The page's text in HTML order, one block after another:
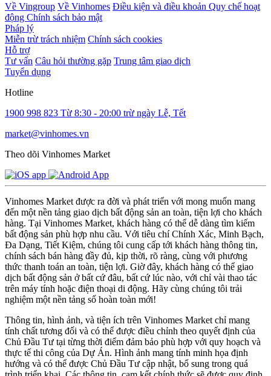
Về Vingroup Về Vinhomes Điều kiện và điều khoản Quy chế hoạt
động Chính sách bảo mật
Pháp lý
Miễn trừ trách nhiệm Chính sách cookies
Hỗ trợ
Tư vấn Câu hỏi thường gặp Trung tâm giao dịch
Tuyển dụng
Hotline
1900 998 823 Từ 8:30 - 20:00 trừ ngày Lễ, Tết
market@vinhomes.vn
Theo dõi Vinhomes Market
Vinhomes Market được ra đời và phát triển với mong muốn mang
đến một nền tảng giao dịch bất động sản an toàn, tiện lợi cho khách
hàng. Tại Vinhomes Market, khách hàng có thể dễ dàng tìm kiếm
bất động sản phù hợp nhu cầu. Với tiêu chí Chính Xác, Minh Bạch,
Đa Dạng, Tiết Kiệm, chúng tôi cung cấp tới khách hàng thông tin,
chính sách bán hàng đầy đủ, kịp thời, rõ ràng, cùng với phương
thức thanh toán an toàn, tiện lợi. Giờ đây, khách hàng có thể giao
dịch bất động sản ở bất cứ đâu, bất cứ lúc nào, với chỉ vài thao tác
trên máy tính hoặc điện thoại di động. Hãy cùng chúng tôi trải
nghiệm một nền tảng số hoàn toàn mới!
Thông tin, hình ảnh, và tiện ích trên Vinhomes Market chỉ mang
tính chất tương đối và có thể được điều chỉnh theo quyết định của
Chủ Đầu Tư tại từng thời điểm đảm bảo phù hợp với quy hoạch và
thực tế thi công của Dự Án. Hình ảnh mang tính minh họa định
hướng và có thể được Chủ Đầu Tư cập nhật, bổ sung trong quá